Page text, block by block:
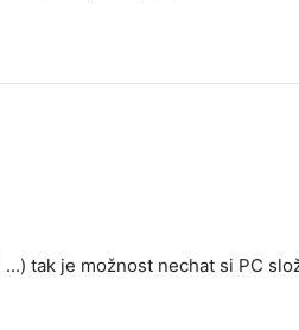
tak je možnost nechat si PC